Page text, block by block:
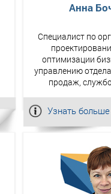
Анна
Специалист по
оптимизации
управлению
продаж,
Узнать больше